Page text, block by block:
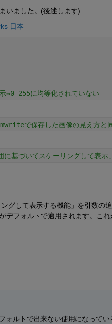
いました。(後述します)
日本
⇒0-255に均等化されていない
で保存した画像の見え方と
に基づいてスケーリングして表示
グして表示する機能」を引数の
フォルトで適用されます。これ
ォルトで出来ない使用になって